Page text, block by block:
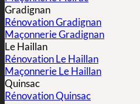
Gradignan
Rénovation Gradignan
Maçonnerie Gradignan
Le Haillan
Rénovation Le Haillan
Maçonnerie Le Haillan
Quinsac
Rénovation Quinsac